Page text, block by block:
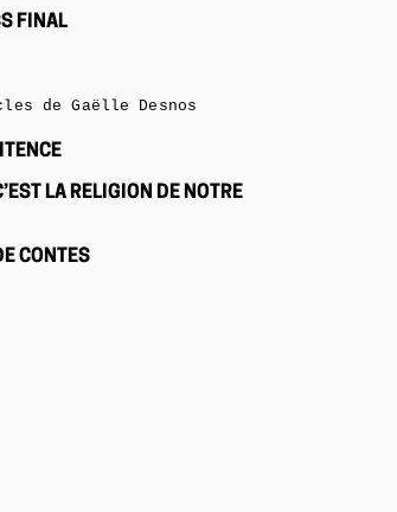
FINAL
de Gaëlle Desnos
LA RELIGION DE NOTRE
CONTES